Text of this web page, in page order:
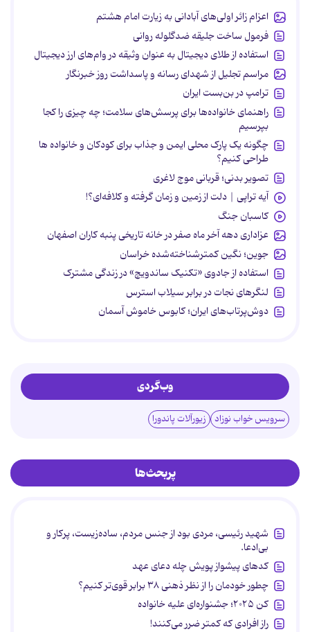
اعزام زائر اولی‌های آبادانی به زیارت امام هشتم
فرمول ساخت جلیقه ضدگلوله روانی
استفاده از طلای دیجیتال به عنوان وثیقه در وام‌های ارز دیجیتال
مراسم تجلیل از شهدای رسانه و پاسداشت روز خبرنگار
ترامپ در بن‌بست ایران
راهنمای خانواده‌ها برای پرسش‌های سلامت؛ چه چیزی را کجا
بپرسیم
چگونه یک پارک محلی ایمن و جذاب برای کودکان و خانواده ها
طراحی کنیم؟
تصویر بدنی؛ قربانی موج لاغری
آیه تراپی | دلت از زمین و زمان گرفته و کلافه‌ای؟!
کاسبان جنگ
عزاداری دهه آخر ماه صفر در خانه تاریخی پنبه کاران اصفهان
جوین؛ نگین کمترشناخته‌شده خراسان
استفاده از جادوی «تکنیک ساندویچ» در زندگی مشترک
لنگرهای نجات در برابر سیلاب استرس
دوش‌پرتاب‌های ایران؛ کابوس خاموش آسمان
وب‌گردی
سرویس خواب نوزاد زیورآلات پاندورا
پربحث‌ها
شهید رئیسی، مردی بود از جنس مردم، ساده‌زیست، پرکار و
بی‌ادعا.
کدهای پیشواز پویش چله دعای عهد
چطور خودمان را از نظر ذهنی ۳۸ برابر قوی‌تر کنیم؟
کن ۲۰۲۵؛ جشنواره‌ای علیه خانواده
راز افرادی که کمتر ضرر می‌کنند!